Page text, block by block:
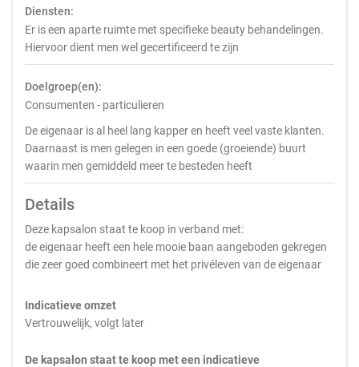
Diensten:
Er is een aparte ruimte met specifieke beauty behandelingen.
Hiervoor dient men wel gecertificeerd te zijn
Doelgroep(en):
Consumenten - particulieren
De eigenaar is al heel lang kapper en heeft veel vaste klanten.
Daarnaast is men gelegen in een goede (groeiende) buurt
waarin men gemiddeld meer te besteden heeft
Details
Deze kapsalon staat te koop in verband met:
de eigenaar heeft een hele mooie baan aangeboden gekregen
die zeer goed combineert met het privéleven van de eigenaar
Indicatieve omzet
Vertrouwelijk, volgt later
De kapsalon staat te koop met een indicatieve